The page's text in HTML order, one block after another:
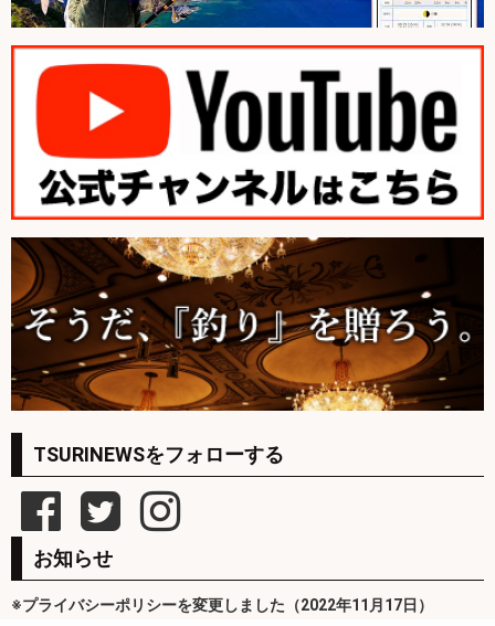
TSURINEWSをフォローする
お知らせ
※プライバシーポリシーを変更しました（2022年11月17日）